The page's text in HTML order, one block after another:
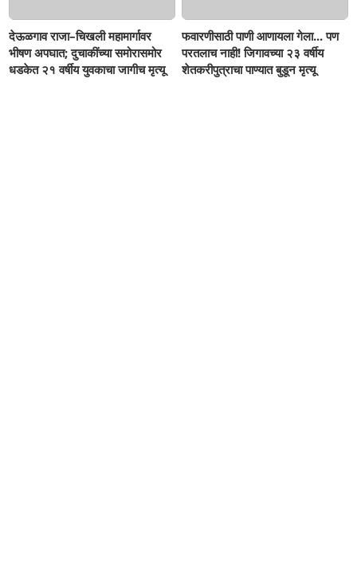
देऊळगाव राजा–चिखली महामार्गावर
भीषण अपघात; दुचाकींच्या समोरासमोर
धडकेत २१ वर्षीय युवकाचा जागीच मृत्यू
फवारणीसाठी पाणी आणायला गेला... पण
परतलाच नाही! जिगावच्या २३ वर्षीय
शेतकरीपुत्राचा पाण्यात बुडून मृत्यू